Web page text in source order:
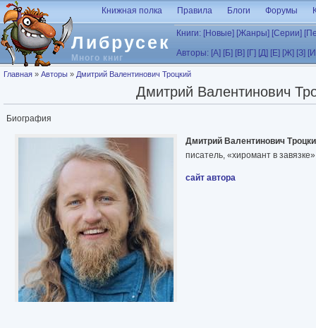
Перейти к основному содержанию
Либрусек
Много книг
Книжная полка Правила Блоги Форумы
Книги: [Новые] [Жанры] [Серии]
Авторы: [А] [Б] [В] [Г] [Д] [Е] [Ж] [З]
Вы здесь
Главная » Авторы » Дмитрий Валентинович Троцкий
Дмитрий Валентинович
Биография
Дмитрий Валентинович
писатель, «хиромант в завязке»
сайт автора